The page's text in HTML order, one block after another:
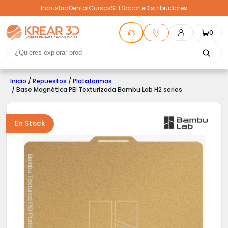
IndustriaDentalCursosSTLSoporteDistribuidores
0
Inicio / Repuestos / Plataformas
/ Base Magnética PEI Texturizada Bambu Lab H2 series
En Stock